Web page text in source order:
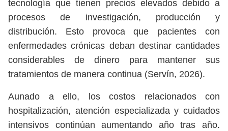
tecnología que tienen precios elevados debido a
procesos de investigación, producción y
distribución. Esto provoca que pacientes con
enfermedades crónicas deban destinar cantidades
considerables de dinero para mantener sus
tratamientos de manera continua (Servín, 2026).
Aunado a ello, los costos relacionados con
hospitalización, atención especializada y cuidados
intensivos continúan aumentando año tras año.